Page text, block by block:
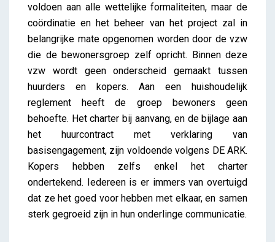
voldoen aan alle wettelijke formaliteiten, maar de
coördinatie en het beheer van het project zal in
belangrijke mate opgenomen worden door de vzw
die de bewonersgroep zelf opricht. Binnen deze
vzw wordt geen onderscheid gemaakt tussen
huurders en kopers. Aan een huishoudelijk
reglement heeft de groep bewoners geen
behoefte. Het charter bij aanvang, en de bijlage aan
het huurcontract met verklaring van
basisengagement, zijn voldoende volgens DE ARK.
Kopers hebben zelfs enkel het charter
ondertekend. Iedereen is er immers van overtuigd
dat ze het goed voor hebben met elkaar, en samen
sterk gegroeid zijn in hun onderlinge communicatie.